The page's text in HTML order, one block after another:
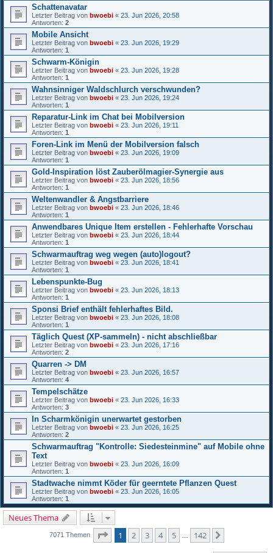
Schattenavatar
Letzter Beitrag von bwoebi « 23. Jun 2026, 20:58
Antworten: 2
Mobile Ansicht
Letzter Beitrag von bwoebi « 23. Jun 2026, 19:29
Antworten: 1
Schwarm-Königin
Letzter Beitrag von bwoebi « 23. Jun 2026, 19:28
Antworten: 1
Wahnsinniger Waldschlurch verschwunden?
Letzter Beitrag von bwoebi « 23. Jun 2026, 19:24
Antworten: 1
Reparatur-Link im Chat bei Mobilversion
Letzter Beitrag von bwoebi « 23. Jun 2026, 19:11
Antworten: 1
Foren-Link im Menü der Mobilversion falsch
Letzter Beitrag von bwoebi « 23. Jun 2026, 19:09
Antworten: 1
Gold-Inspiration löst Zauberölmagier-Synergie aus
Letzter Beitrag von bwoebi « 23. Jun 2026, 18:56
Antworten: 1
Weltenwandler & Angstbarriere
Letzter Beitrag von bwoebi « 23. Jun 2026, 18:46
Antworten: 1
Anwendbares Unique Item erstellen - Fehlerhafte Vorschau
Letzter Beitrag von bwoebi « 23. Jun 2026, 18:44
Antworten: 1
Schwarmauftrag weg wegen (auto)logout?
Letzter Beitrag von bwoebi « 23. Jun 2026, 18:41
Antworten: 1
Lebenspunkte-Bug
Letzter Beitrag von bwoebi « 23. Jun 2026, 18:13
Antworten: 1
Sponsi Brief enthält fehlerhaftes Bild.
Letzter Beitrag von bwoebi « 23. Jun 2026, 18:08
Antworten: 1
Täglich Quest (XP-sammeln) - nicht abschließbar
Letzter Beitrag von bwoebi « 23. Jun 2026, 17:16
Antworten: 2
Quarren -> DM
Letzter Beitrag von bwoebi « 23. Jun 2026, 16:57
Antworten: 4
Tempelschätze
Letzter Beitrag von bwoebi « 23. Jun 2026, 16:33
Antworten: 3
In Scharmkönigin unerwartet gestorben
Letzter Beitrag von bwoebi « 23. Jun 2026, 16:25
Antworten: 2
Schwarmauftrag "Kontrolle: Siedesteinmine" auf Mobile ohne
Text
Letzter Beitrag von bwoebi « 23. Jun 2026, 16:09
Antworten: 1
Stadtwache nimmt Köder für geerntete Pflanzen Quest
Letzter Beitrag von bwoebi « 23. Jun 2026, 16:05
Antworten: 1
Neues Thema
7071 Themen Seite von 142
1 2 3 4 5 142